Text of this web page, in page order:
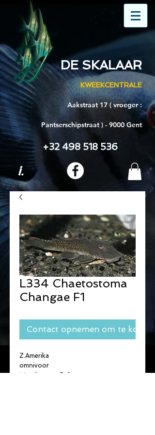
DE SKALAAR
KWEEKCENTRALE
Aakstraat 17 ( vroeger :
Pantserschipstraat ) - 9000 Gent
+32 498 518 536
i.
L334 Chaetostoma
Changae F1
Contact opnemen om te kopen
Z.Amerika
omnivoor
Max. lengte : 7-8 cm.